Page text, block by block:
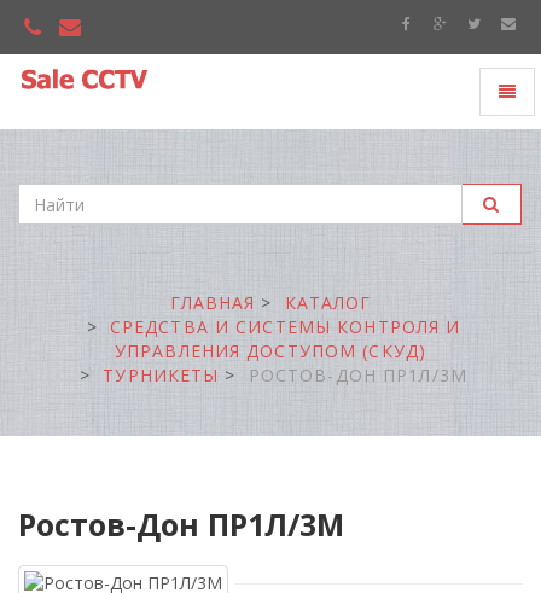
CCTV"
ГЛАВНАЯ
КАТАЛОГ
СРЕДСТВА И СИСТЕМЫ КОНТРОЛЯ И
УПРАВЛЕНИЯ ДОСТУПОМ (СКУД)
ТУРНИКЕТЫ
РОСТОВ-ДОН ПР1Л/3М
Ростов-Дон ПР1Л/3М